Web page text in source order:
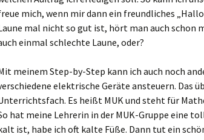
mich, wenn mir dann ein freundliches
mal nicht so gut ist, hört man auch schon
einmal schlechte Laune, oder?
meinem Step-by-Step kann ich auch noch
elektrische Geräte ansteuern. Das
Es heißt MUK und steht für
hat meine Lehrerin in der MUK-Gruppe eine
ist, habe ich oft kalte Füße. Dann tut ein